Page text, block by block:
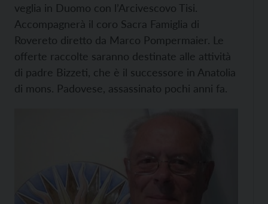
veglia in Duomo con l’Arcivescovo Tisi.
Accompagnerà il coro Sacra Famiglia di
Rovereto diretto da Marco Pompermaier. Le
offerte raccolte saranno destinate alle attività
di padre Bizzeti, che è il successore in Anatolia
di mons. Padovese, assassinato pochi anni fa.